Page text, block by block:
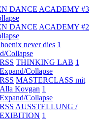
DANCE ACADEMY #3
DANCE ACADEMY #2
never dies 1
Collapse
RSS THINKING LAB 1
Expand/Collapse
RSS MASTERCLASS mit
Alla Kovgan 1
Expand/Collapse
RSS AUSSTELLUNG /
EXIBITION 1